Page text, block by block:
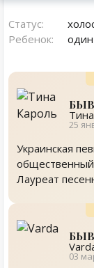
Статус:
Ребенок:
один
25
Украинская
общественный
Лауреат
03